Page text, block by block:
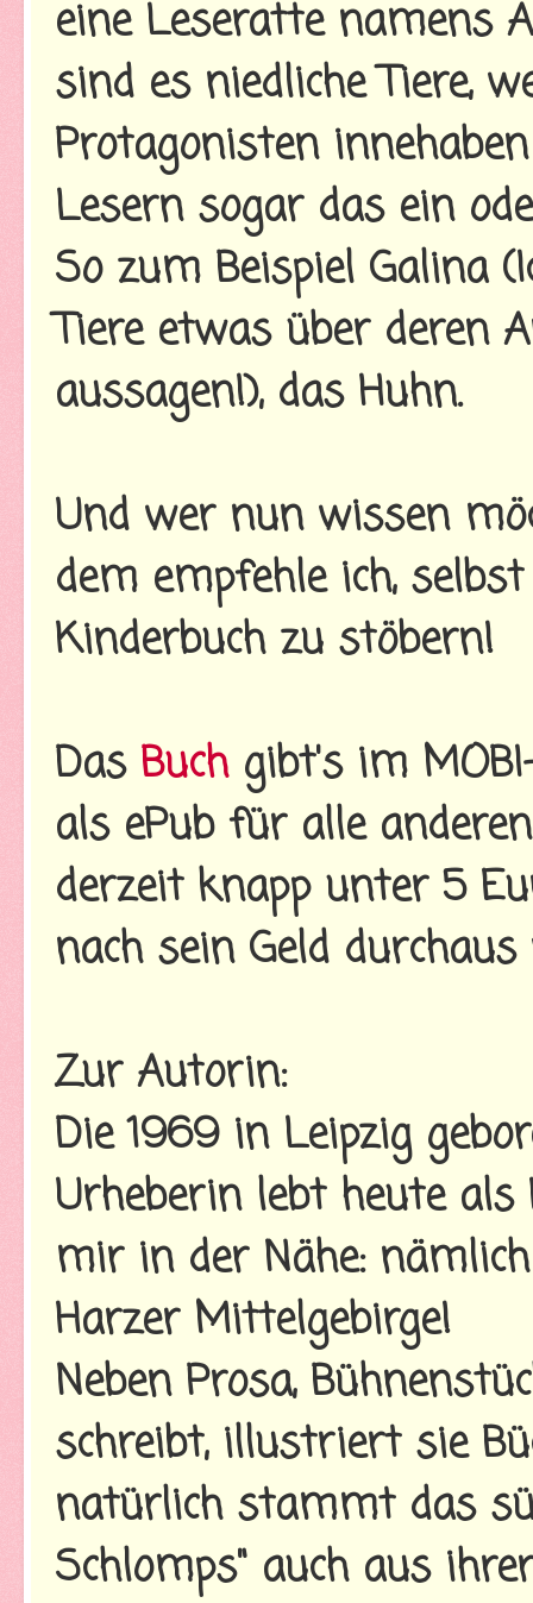
eine Leseratte namens
sind es niedliche Tiere,
Protagonisten
Lesern sogar das ein
So zum Beispiel Galina
Tiere etwas über deren
aussagen!), das Huhn.
Und wer nun wissen
dem empfehle ich,
Kinderbuch zu stöbern!
Das Buchgibt's im
als ePub für alle
derzeit knapp unter 5
nach sein Geld
Zur Autorin:
Die 1969 in Leipzig
Urheberin lebt heute
mir in der Nähe:
Harzer Mittelgebirge!
Neben Prosa,
schreibt, illustriert sie
natürlich stammt das
Schlomps" auch aus